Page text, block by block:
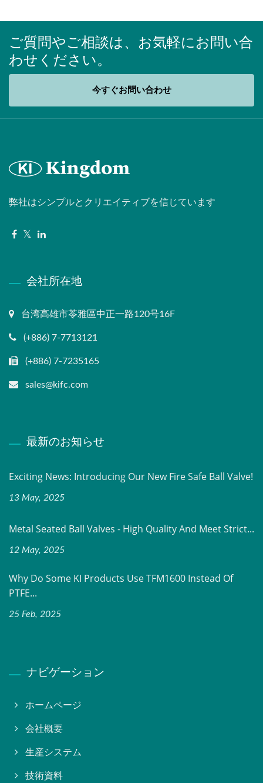
ご質問やご相談は、お気軽にお問い合
わせください。
今すぐお問い合わせ
弊社はシンプルとクリエイティブを信じています
会社所在地
台湾高雄市苓雅區中正一路120号16F
(+886) 7-7713121
(+886) 7-7235165
sales@kifc.com
最新のお知らせ
Exciting News: Introducing Our New Fire Safe Ball Valve!
13 May, 2025
Metal Seated Ball Valves - High Quality And Meet Strict...
12 May, 2025
Why Do Some KI Products Use TFM1600 Instead Of
PTFE...
25 Feb, 2025
ナビゲーション
ホームページ
会社概要
生産システム
技術資料